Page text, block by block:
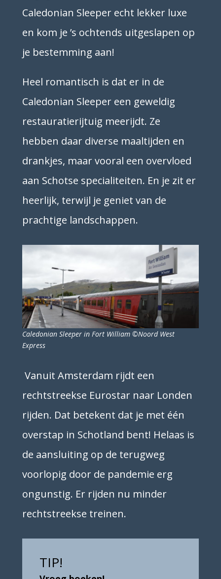
Caledonian Sleeper echt lekker luxe
en kom je ’s ochtends uitgeslapen op
je bestemming aan!
Heel romantisch is dat er in de
Caledonian Sleeper een geweldig
restauratierijtuig meerijdt. Ze
hebben daar diverse maaltijden en
drankjes, maar vooral een overvloed
aan Schotse specialiteiten. En je zit er
heerlijk, terwijl je geniet van de
prachtige landschappen.
Caledonian Sleeper in Fort William ©Noord West
Express
Vanuit Amsterdam rijdt een
rechtstreekse Eurostar naar Londen
rijden. Dat betekent dat je met één
overstap in Schotland bent! Helaas is
de aansluiting op de terugweg
voorlopig door de pandemie erg
ongunstig. Er rijden nu minder
rechtstreekse treinen.
TIP!